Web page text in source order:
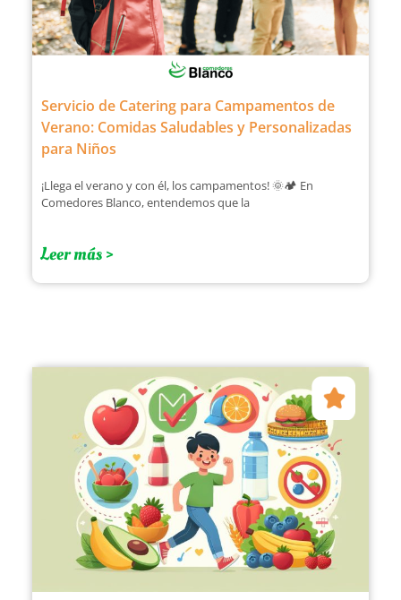
Servicio de Catering para Campamentos de
Verano: Comidas Saludables y Personalizadas
para Niños
¡Llega el verano y con él, los campamentos! 🌞🏕️ En
Comedores Blanco, entendemos que la
Leer más >